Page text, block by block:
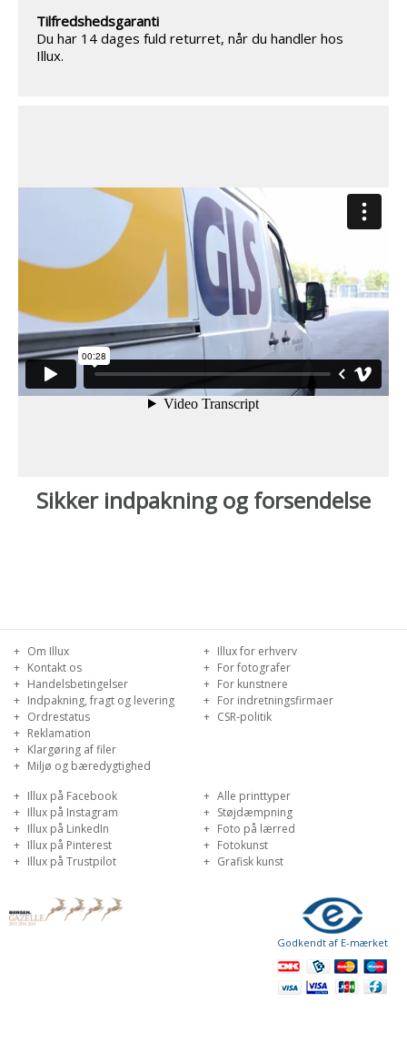
Sikker indpakning og forsendelse
Tilfredshedsgaranti
Du har 14 dages fuld returret, når du handler hos
Illux.
Om Illux
Kontakt os
Handelsbetingelser
Indpakning, fragt og levering
Ordrestatus
Reklamation
Klargøring af filer
Miljø og bæredygtighed
Illux for erhverv
For fotografer
For kunstnere
For indretningsfirmaer
CSR-politik
Illux på Facebook
Illux på Instagram
Illux på LinkedIn
Illux på Pinterest
Illux på Trustpilot
Alle printtyper
Støjdæmpning
Foto på lærred
Fotokunst
Grafisk kunst
Godkendt af E-mærket